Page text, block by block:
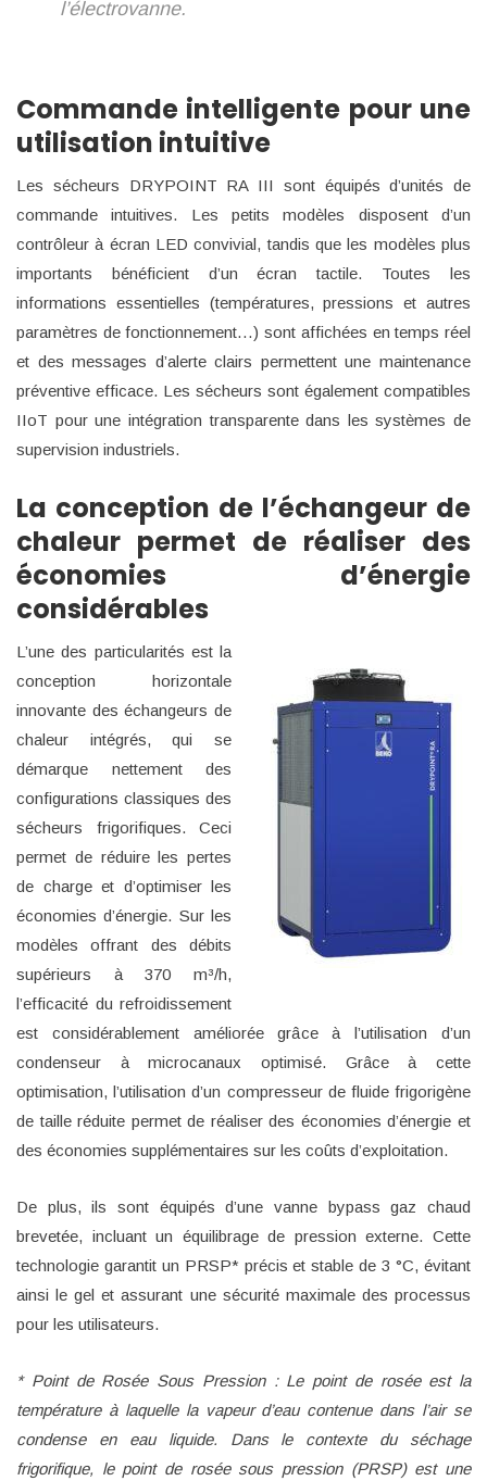
l’électrovanne.
Commande intelligente pour une
utilisation intuitive
Les sécheurs DRYPOINT RA III sont équipés d’unités de
commande intuitives. Les petits modèles disposent d’un
contrôleur à écran LED convivial, tandis que les modèles plus
importants bénéficient d’un écran tactile. Toutes les
informations essentielles (températures, pressions et autres
paramètres de fonctionnement…) sont affichées en temps réel
et des messages d’alerte clairs permettent une maintenance
préventive efficace. Les sécheurs sont également compatibles
IIoT pour une intégration transparente dans les systèmes de
supervision industriels.
La conception de l’échangeur de
chaleur permet de réaliser des
économies d’énergie
considérables
L’une des particularités est la
conception horizontale
innovante des échangeurs de
chaleur intégrés, qui se
démarque nettement des
configurations classiques des
sécheurs frigorifiques. Ceci
permet de réduire les pertes
de charge et d’optimiser les
économies d’énergie. Sur les
modèles offrant des débits
supérieurs à 370 m³/h,
l’efficacité du refroidissement
est considérablement améliorée grâce à l’utilisation d’un
condenseur à microcanaux optimisé. Grâce à cette
optimisation, l’utilisation d’un compresseur de fluide frigorigène
de taille réduite permet de réaliser des économies d’énergie et
des économies supplémentaires sur les coûts d’exploitation.
De plus, ils sont équipés d’une vanne bypass gaz chaud
brevetée, incluant un équilibrage de pression externe. Cette
technologie garantit un PRSP* précis et stable de 3 °C, évitant
ainsi le gel et assurant une sécurité maximale des processus
pour les utilisateurs.
* Point de Rosée Sous Pression : Le point de rosée est la
température à laquelle la vapeur d’eau contenue dans l’air se
condense en eau liquide. Dans le contexte du séchage
frigorifique, le point de rosée sous pression (PRSP) est une